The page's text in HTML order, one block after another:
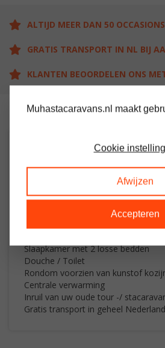
ALTIJD MEER DAN 50
GRATIS TRANSPORT IN NL BIJ
KLANTEN BEOORDELEN ONS
OMSCHRIJVING
Ruime stacaravan met 2 slaapkamers
Woon / leefruimte met elektrische
Keuken met oven / grill en koelkast
Slaapkamer met 2 losse bedden
Douche / Toilet
Rondom voorzien van kunstof
Centrale verwarming
Inruil van uw oude tour -/
Gratis transport in geheel
Muhastacaravans.nl maakt
Cookie
Afwijzen
Accepteren